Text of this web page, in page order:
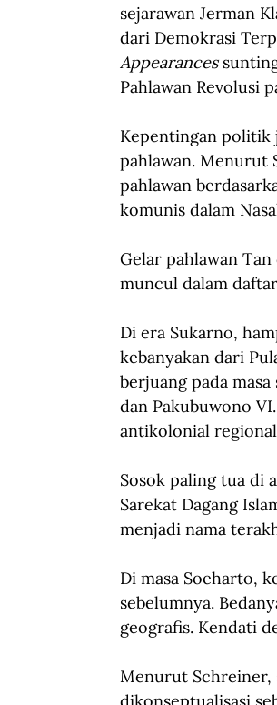
sejarawan Jerman
dari Demokrasi
Appearances
Pahlawan Revolusi
Kepentingan politik
pahlawan. Menurut
pahlawan
komunis dalam
Gelar pahlawan
muncul dalam
Di era Sukarno,
kebanyakan dari
berjuang pada
dan Pakubuwono
antikolonial
Sosok paling tua di
Sarekat Dagang
menjadi nama
Di masa Soeharto,
sebelumnya.
geografis. Kendati
Menurut Schreiner,
dikonseptualisasi